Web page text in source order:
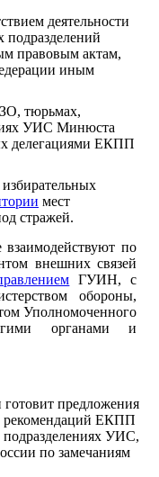
деятельности
правовым актам,
иным
тюрьмах,
УИС Минюста
делегациями ЕКПП
мест
стражей.
по
внешних связей
ГУИН, с
обороны,
Уполномоченного
органами и
предложения
ЕКПП
УИС,
по замечаниям